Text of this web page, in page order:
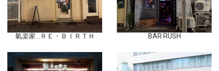
氣楽家…ＲＥ・ＢＩＲＴＨ BAR RUSH